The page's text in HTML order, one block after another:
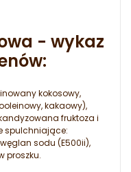
- wykaz
kokosowy,
kakaowy),
fruktoza i
spulchniające:
sodu (E500ii),
proszku.